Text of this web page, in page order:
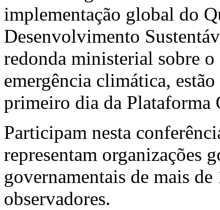
implementação global do
Desenvolvimento
redonda ministerial sobre
emergência climática,
primeiro dia da Plataforma
Participam nesta
representam organizações
governamentais de mais
observadores.